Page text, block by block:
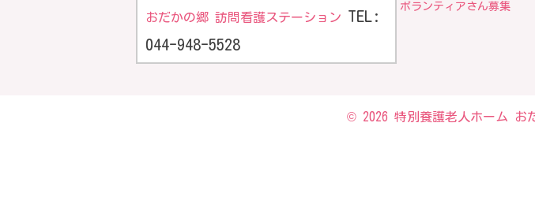
おだかの郷 訪問看護ステーション TEL:
044-948-5528
ボランティアさん募集
© 2026 特別養護老人ホーム お